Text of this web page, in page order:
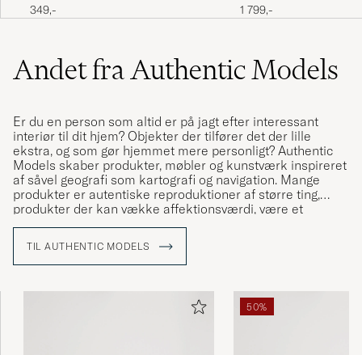
Dark Brown
349,- Backgammon Set Black
1 799,-
Andet fra Authentic Models
Er du en person som altid er på jagt efter interessant
interiør til dit hjem? Objekter der tilfører det der lille
ekstra, og som gør hjemmet mere personligt? Authentic
Models skaber produkter, møbler og kunstværk inspireret
af såvel geografi som kartografi og navigation. Mange
produkter er autentiske reproduktioner af større ting,
produkter der kan vække affektionsværdi, være et
samleobjekt eller kort og godt sætte guldkant i dit hjem.
som er utrolig flot i børneværelset.
grundlagt i Amsterdam.
TIL AUTHENTIC MODELS
50%